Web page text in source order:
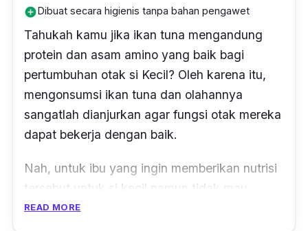
add_circleDibuat secara higienis tanpa bahan pengawet
Tahukah kamu jika ikan tuna mengandung
protein dan asam amino yang baik bagi
pertumbuhan otak si Kecil? Oleh karena itu,
mengonsumsi ikan tuna dan olahannya
sangatlah dianjurkan agar fungsi otak mereka
dapat bekerja dengan baik.
Nah, untuk ibu yang ingin memberikan nutrisi
tersebut untuk si kecil namun tidak mau
repot-repot mengolah ikan tuna sendiri, cukup
READ MORE